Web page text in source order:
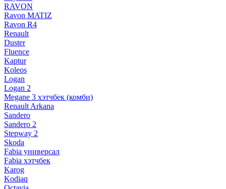
RAVON
Ravon MATIZ
Ravon R4
Renault
Duster
Fluence
Kaptur
Koleos
Logan
Logan 2
Megane 3 хэтчбек (комби)
Renault Arkana
Sandero
Sandero 2
Stepway 2
Skoda
Fabia универсал
Fabia хэтчбек
Karog
Kodiaq